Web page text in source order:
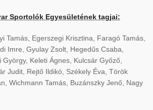
Sportolók Egyesületének tagjai:
Tamás, Egerszegi Krisztina, Faragó Tamás,
Imre, Gyulay Zsolt, Hegedűs Csaba,
Keleti Ágnes, Kulcsár Győző,
Judit, Rejtő Ildikó, Székely Éva, Török
Wichmann Tamás, Buzánszky Jenő, Nagy